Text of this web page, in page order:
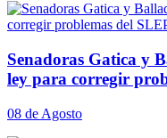
Senadoras Gatica y
ley para corregir
08 de Agosto